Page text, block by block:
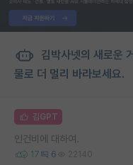
김박사넷의 새로운
물로 더 멀리 바라보세요.
김GPT
인건비에 대하여.
17 6 22140